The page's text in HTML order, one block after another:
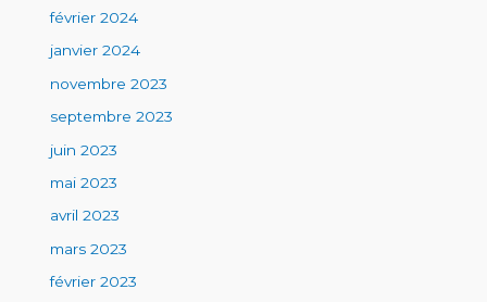
février 2024
janvier 2024
novembre 2023
septembre 2023
juin 2023
mai 2023
avril 2023
mars 2023
février 2023